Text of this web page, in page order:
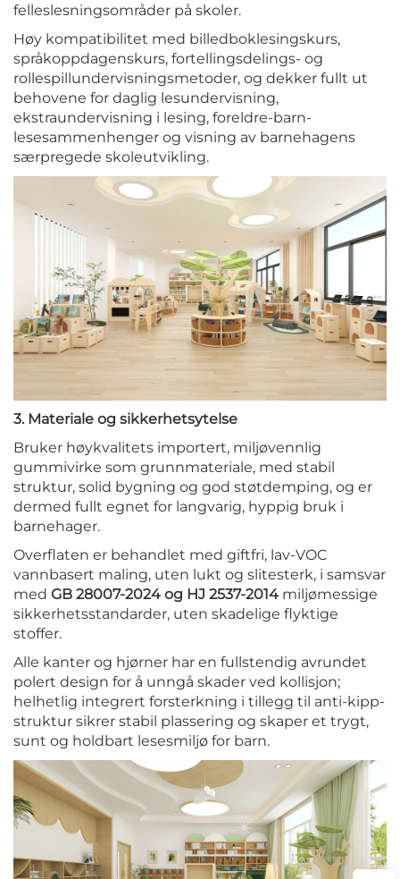
felleslesningsområder på skoler.
Høy kompatibilitet med billedboklesingskurs,
språkoppdagenskurs, fortellingsdelings- og
rollespillundervisningsmetoder, og dekker fullt ut
behovene for daglig lesundervisning,
ekstraundervisning i lesing, foreldre-barn-
lesesammenhenger og visning av barnehagens
særpregede skoleutvikling.
3. Materiale og sikkerhetsytelse
Bruker høykvalitets importert, miljøvennlig
gummivirke som grunnmateriale, med stabil
struktur, solid bygning og god støtdemping, og er
dermed fullt egnet for langvarig, hyppig bruk i
barnehager.
Overflaten er behandlet med giftfri, lav-VOC
vannbasert maling, uten lukt og slitesterk, i samsvar
med GB 28007-2024 og HJ 2537-2014 miljømessige
sikkerhetsstandarder, uten skadelige flyktige
stoffer.
Alle kanter og hjørner har en fullstendig avrundet
polert design for å unngå skader ved kollisjon;
helhetlig integrert forsterkning i tillegg til anti-kipp-
struktur sikrer stabil plassering og skaper et trygt,
sunt og holdbart lesesmiljø for barn.